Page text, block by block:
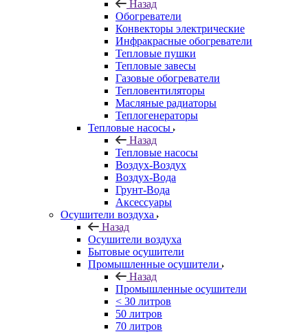
Назад
Обогреватели
Конвекторы электрические
Инфракрасные обогреватели
Тепловые пушки
Тепловые завесы
Газовые обогреватели
Тепловентиляторы
Масляные радиаторы
Теплогенераторы
Тепловые насосы
Назад
Тепловые насосы
Воздух-Воздух
Воздух-Вода
Грунт-Вода
Аксессуары
Осушители воздуха
Назад
Осушители воздуха
Бытовые осушители
Промышленные осушители
Назад
Промышленные осушители
< 30 литров
50 литров
70 литров